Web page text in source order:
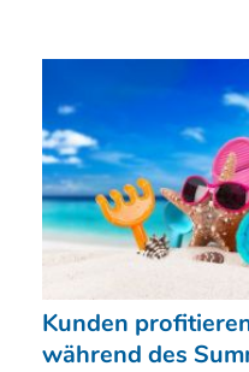
Kunden
während des